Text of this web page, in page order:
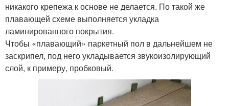
никакого крепежа к основе не делается. По такой же
плавающей схеме выполняется укладка
ламинированного покрытия.
Чтобы «плавающий» паркетный пол в дальнейшем не
заскрипел, под него укладывается звукоизолирующий
слой, к примеру, пробковый.